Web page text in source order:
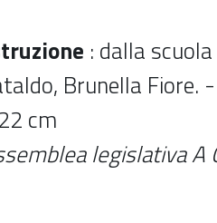
: dalla
Brunella Fiore.
cm
legislativa A